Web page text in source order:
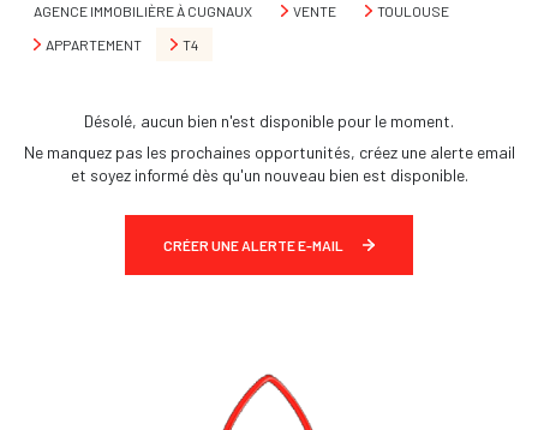
AGENCE IMMOBILIÈRE À CUGNAUX VENTE
TOULOUSE
APPARTEMENT
T4
Désolé, aucun bien n'est disponible pour le moment.
Ne manquez pas les prochaines opportunités, créez une alerte email
et soyez informé dès qu'un nouveau bien est disponible.
CRÉER UNE ALERTE E-MAIL